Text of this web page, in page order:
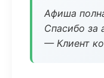
Афиша
Спасибо за
— Клиент